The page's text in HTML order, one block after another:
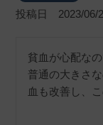
投稿日 2023/06/
貧血が心配な
普通の大きさ
血も改善し、